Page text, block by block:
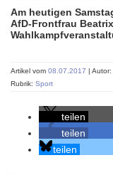
Am heutigen
AfD-Frontfrau
Artikel vom 08.07.2017 | Autor:
Rubrik: Sport
teilen
teilen
teilen